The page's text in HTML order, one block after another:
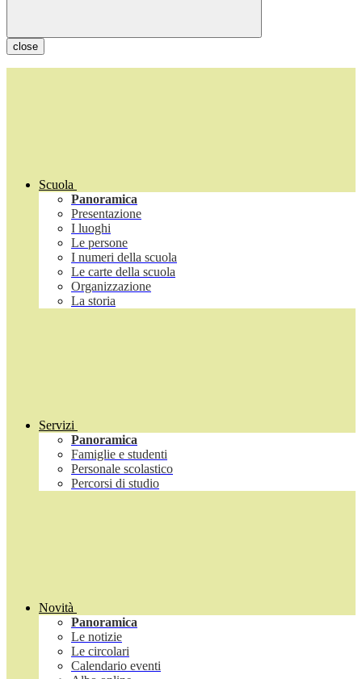
close
Scuola
Panoramica
Presentazione
I luoghi
Le persone
I numeri della scuola
Le carte della scuola
Organizzazione
La storia
Servizi
Panoramica
Famiglie e studenti
Personale scolastico
Percorsi di studio
Novità
Panoramica
Le notizie
Le circolari
Calendario eventi